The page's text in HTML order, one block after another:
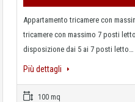
Appartamento tricamere con
tricamere con massimo 7 posti
disposizione dai 5 ai 7 posti letto…
Più dettagli
100 mq